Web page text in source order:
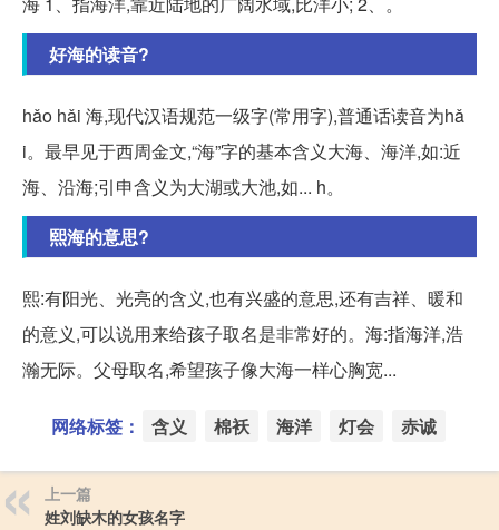
好海的读音?
hǎo hǎi 海,现代汉语规范一级字(常用字),普通话读音为hǎ
i。最早见于西周金文,“海”字的基本含义大海、海洋,如:近
海、沿海;引申含义为大湖或大池,如... h。
熙海的意思?
熙:有阳光、光亮的含义,也有兴盛的意思,还有吉祥、暖和
的意义,可以说用来给孩子取名是非常好的。海:指海洋,浩
瀚无际。父母取名,希望孩子像大海一样心胸宽...
网络标签： 含义 棉袄 海洋 灯会 赤诚
上一篇
姓刘缺木的女孩名字